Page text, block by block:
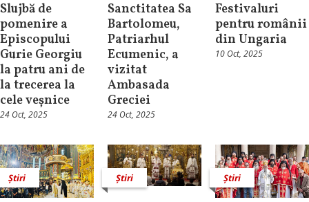
Slujbă de
pomenire a
Episcopului
Gurie Georgiu
la patru ani de
la trecerea la
cele veșnice
24 Oct, 2025
Sanctitatea Sa
Bartolomeu,
Patriarhul
Ecumenic, a
vizitat
Ambasada
Greciei
24 Oct, 2025
Festivaluri
pentru românii
din Ungaria
10 Oct, 2025
Știri Știri Știri